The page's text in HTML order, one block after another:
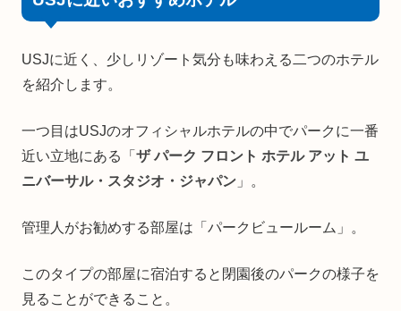
USJに近く、少しリゾート気分も味わえる二つのホテル
を紹介します。
一つ目はUSJのオフィシャルホテルの中でパークに一番
近い立地にある「 ザ パーク フロント ホテル アット ユ
ニバーサル・スタジオ・ジャパン 」。
管理人がお勧めする部屋は「パークビュールーム」。
このタイプの部屋に宿泊すると閉園後のパークの様子を
見ることができること。